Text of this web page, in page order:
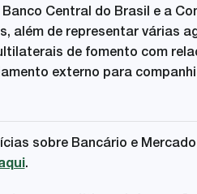
Central do Brasil e a
além de representar várias
de fomento com
externo para
sobre Bancário e Mercado
.